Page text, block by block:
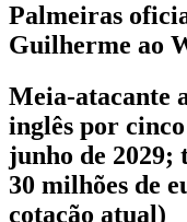
Palmeiras
Guilherme ao
Meia-atacante
inglês por
junho de 2029;
30 milhões de
cotação atual)